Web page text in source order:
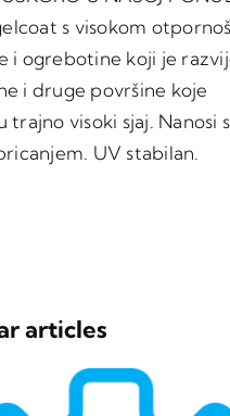
s visokom
i ogrebotine koji je
i druge površine koje
trajno visoki sjaj. Nanosi
UV stabilan.
articles